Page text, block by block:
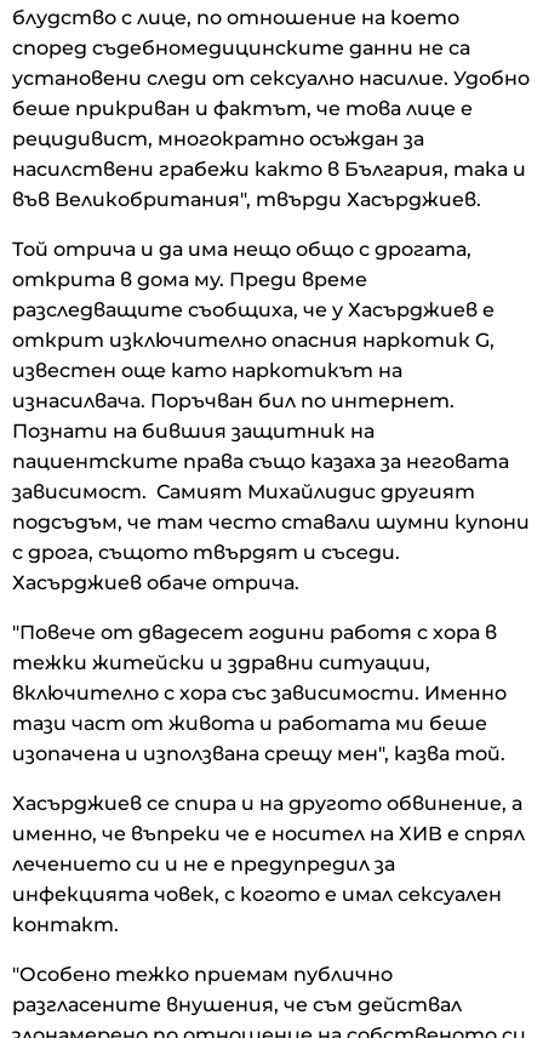
блудство с лице, по отношение на което
според съдебномедицинските данни не са
установени следи от сексуално насилие. Удобно
беше прикриван и фактът, че това лице е
рецидивист, многократно осъждан за
насилствени грабежи както в България, така и
във Великобритания", твърди Хасърджиев.
Той отрича и да има нещо общо с дрогата,
открита в дома му. Преди време
разследващите съобщиха, че у Хасърджиев е
открит изключително опасния наркотик G,
известен още като наркотикът на
изнасилвача. Поръчван бил по интернет.
Познати на бившия защитник на
пациентските права също казаха за неговата
зависимост. Самият Михайлидис другият
подсъдъм, че там често ставали шумни купони
с дрога, същото твърдят и съседи.
Хасърджиев обаче отрича.
"Повече от двадесет години работя с хора в
тежки житейски и здравни ситуации,
включително с хора със зависимости. Именно
тази част от живота и работата ми беше
изопачена и използвана срещу мен", казва той.
Хасърджиев се спира и на другото обвинение, а
именно, че въпреки че е носител на ХИВ е спрял
лечението си и не е предупредил за
инфекцията човек, с когото е имал сексуален
контакт.
"Особено тежко приемам публично
разгласените внушения, че съм действал